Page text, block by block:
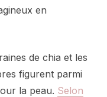
en
de chia et les
figurent parmi
la peau. Selon